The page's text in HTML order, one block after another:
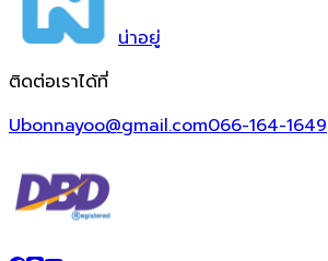
น่าอยู่
ติดต่อเราได้ที่
Ubonnayoo@gmail.com066-164-1649